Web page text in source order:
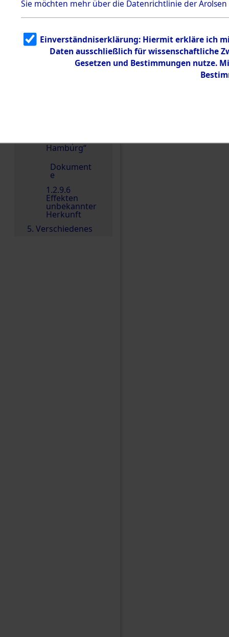
Bayerisches
1.2.9.3
Effekten aus
dem KZ
Neuengamm
Hamburg“
Dokument
e
1.2.9.6
Effekten
unbekannter
Herkunft
5. Verschiedenes
Sie möchten mehr über die Datenrichtlinie der Arolsen
Einverständniserklärung: Hiermit erkläre ich
Daten ausschließlich für wissenschaftliche
Gesetzen und Bestimmungen nutze.